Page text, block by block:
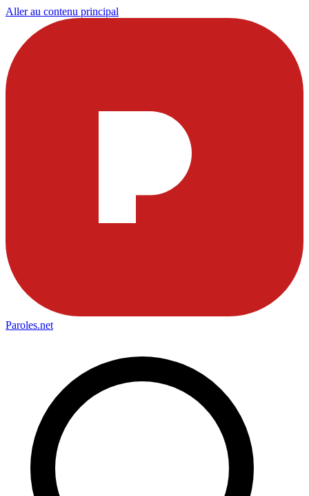
Aller au contenu principal
Paroles.net